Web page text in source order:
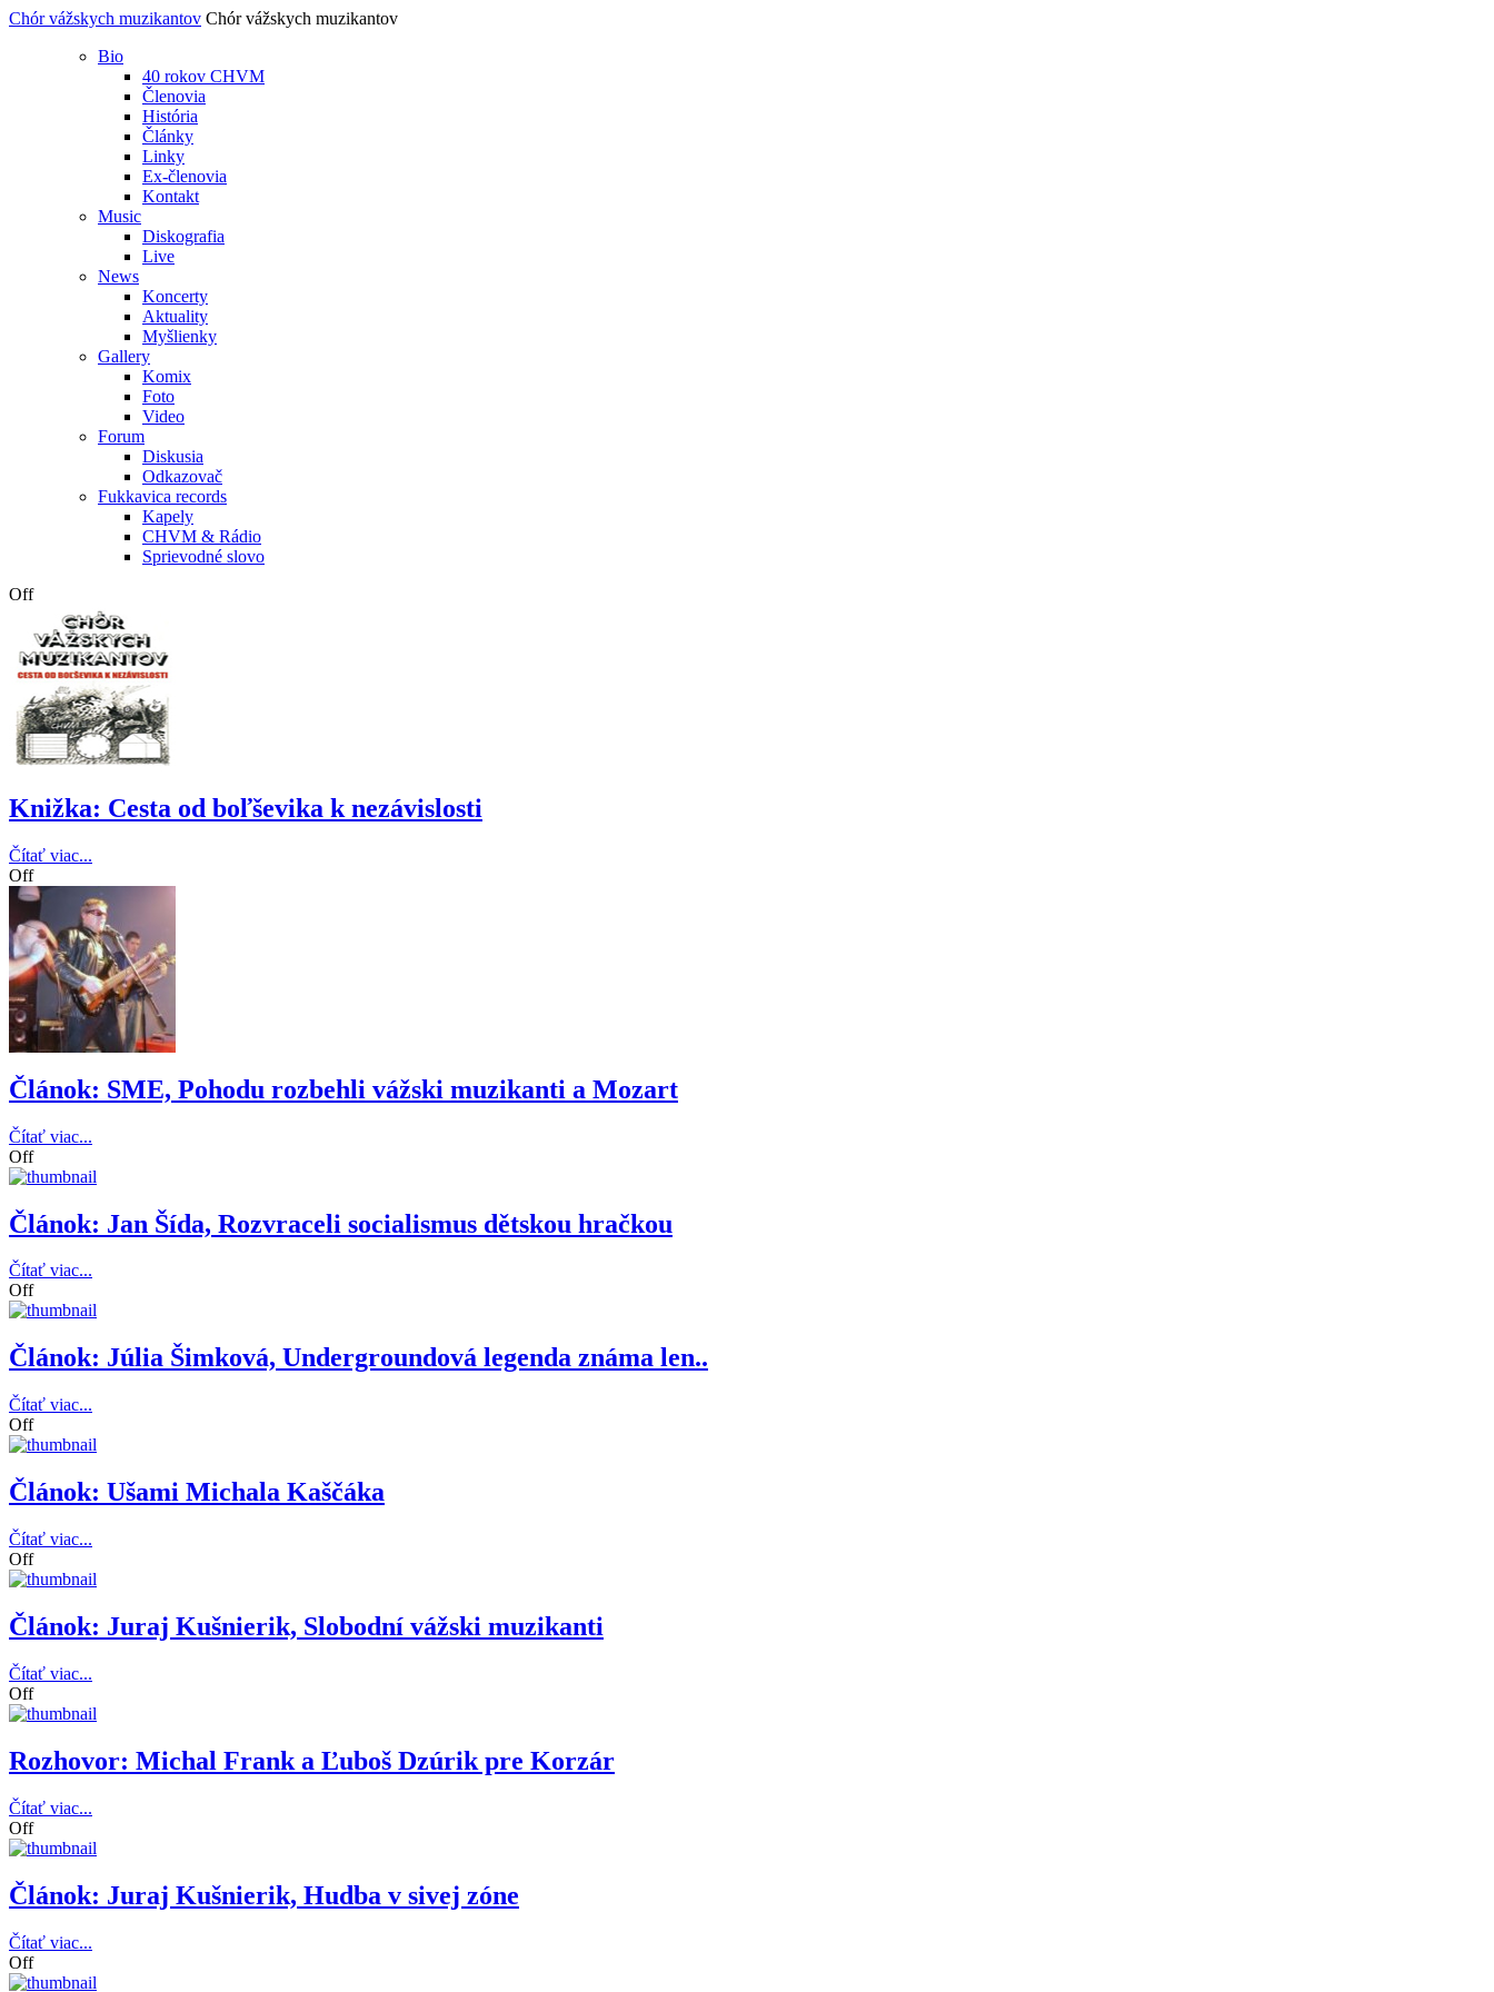
Chór vážskych muzikantov Chór vážskych muzikantov
Bio
40 rokov CHVM
Členovia
História
Články
Linky
Ex-členovia
Kontakt
Music
Diskografia
Live
News
Koncerty
Aktuality
Myšlienky
Gallery
Komix
Foto
Video
Forum
Diskusia
Odkazovač
Fukkavica records
Kapely
CHVM & Rádio
Sprievodné slovo
Off
Knižka: Cesta od boľševika k nezávislosti
Čítať viac...
Off
Článok: SME, Pohodu rozbehli vážski muzikanti a Mozart
Čítať viac...
Off
Článok: Jan Šída, Rozvraceli socialismus dětskou hračkou
Čítať viac...
Off
Článok: Júlia Šimková, Undergroundová legenda známa len..
Čítať viac...
Off
Článok: Ušami Michala Kaščáka
Čítať viac...
Off
Článok: Juraj Kušnierik, Slobodní vážski muzikanti
Čítať viac...
Off
Rozhovor: Michal Frank a Ľuboš Dzúrik pre Korzár
Čítať viac...
Off
Článok: Juraj Kušnierik, Hudba v sivej zóne
Čítať viac...
Off